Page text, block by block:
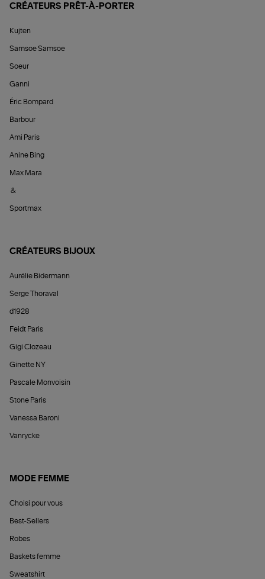
CRÉATEURS PRÊT-À-PORTER
Kujten
Samsoe Samsoe
Soeur
Ganni
Éric Bompard
Barbour
Ami Paris
Anine Bing
Max Mara
&
Sportmax
CRÉATEURS BIJOUX
Aurélie Bidermann
Serge Thoraval
d1928
Feidt Paris
Gigi Clozeau
Ginette NY
Pascale Monvoisin
Stone Paris
Vanessa Baroni
Vanrycke
MODE FEMME
Choisi pour vous
Best-Sellers
Robes
Baskets femme
Sweatshirt